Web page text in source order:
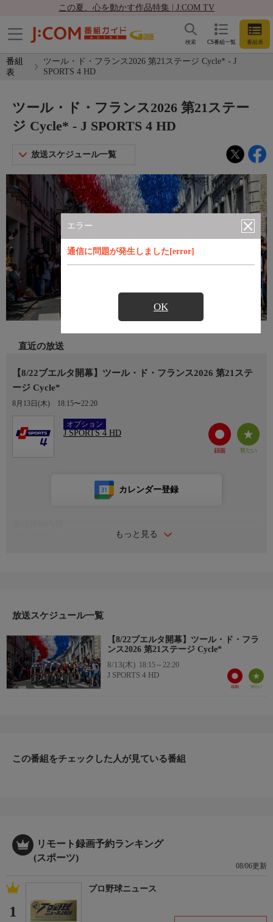
この夏、心を動かす作品特集 | J:COM TV
CS番組一覧 番組表
検索
番組
表
ツール・ド・フランス2026 第21ステージ Cycle* - J
SPORTS 4 HD
エラー
通信に問題が発生しました[error]
OK
ツール・ド・フランス2026 第21ステー
ジ Cycle* - J SPORTS 4 HD
放送スケジュール一覧
直近の放送
【8/22ブエルタ開幕】ツール・ド・フランス2026 第21ステ
ージ Cycle*
8月13日(木) 18:15〜22:20
オプション
Ch.408
J SPORTS 4 HD
もっと見る
カレンダー登録
選手たち。その全てが世界最高峰！
【ツール・ド・フランス中継HP】
https://www.jsports.co.jp/cycle/tour/
放送スケジュール一覧
【8/22ブエルタ開幕】ツール・ド・フラ
ンス2026 第21ステージ Cycle*
8/13(木) 18:15～22:20
J SPORTS 4 HD
この番組をチェックした人が見ている番組
リモート録画予約ランキング
(スポーツ)
08/06更新
1
プロ野球ニュース